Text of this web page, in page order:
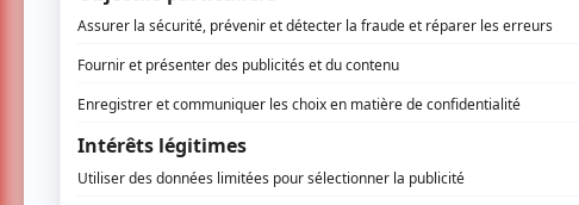
La journée du 8 mai est entièrement gratuite.
également disponible.
Death From Above 1979 La Sécurité